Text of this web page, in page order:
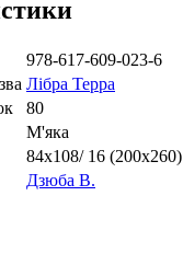
978-617-609-023-6
Лібра Терра
80
М'яка
84х108/ 16 (200х260)
Дзюба В.